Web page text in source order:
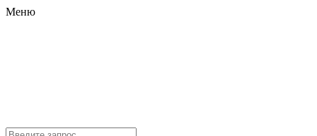
Меню